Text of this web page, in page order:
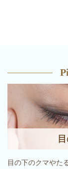
目の下のクマやた